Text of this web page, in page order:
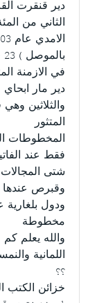
دير قنقرت
الثاني من
في الازمنة
دير مار ابحاي
والثلاثين
المتثور
المخطوطات
شتى المجالات
وقبرص عندها ٣٠٠٠٠٠٠
ودول بلغارية
مخطوطة
والله يعلم كم
اللمانية
؟؟
خزائن الكتب